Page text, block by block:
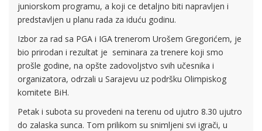
juniorskom programu, a koji ce detaljno biti napravljen i
predstavljen u planu rada za iduću godinu.
Izbor za rad sa PGA i IGA trenerom Urošem Gregorićem, je
bio prirodan i rezultat je seminara za trenere koji smo
prošle godine, na opšte zadovoljstvo svih učesnika i
organizatora, odrzali u Sarajevu uz podršku Olimpiskog
komitete BiH.
Petak i subota su provedeni na terenu od ujutro 8.30 ujutro
do zalaska sunca. Tom prilikom su snimljeni svi igrači, u